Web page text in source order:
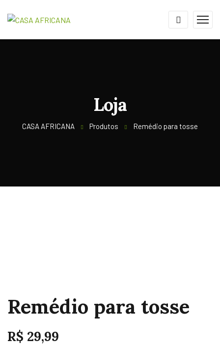
Loja
CASA AFRICANA Produtos Remédio para tosse
Remédio para tosse
R$ 29,99